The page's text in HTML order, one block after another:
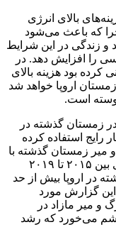
بالای انرژی
که باعث می‌شود
و زندگی در این شرایط
را افزایش دهد. در
کرده بود هزینه بالای
۱۳۲ هزار نفر در زمستان اروپا خواهد شد
است.
زمستان گذشته در
رایج استفاده کرده
میر زمستان گذشته با
آمار مربوط به همان بازه زمانی در سال‌های بین ۲۰۱۵ تا ۲۰۱۹
در اروپا بیش از حد
کشوری که در این گزارش مورد
گرفته شده است، ۱۴۹۰۰۰ مرگ و میر مازاد در
ماه نوامبر تا فوریه ۲۰۲۲ به چشم می‌خورد که رشد